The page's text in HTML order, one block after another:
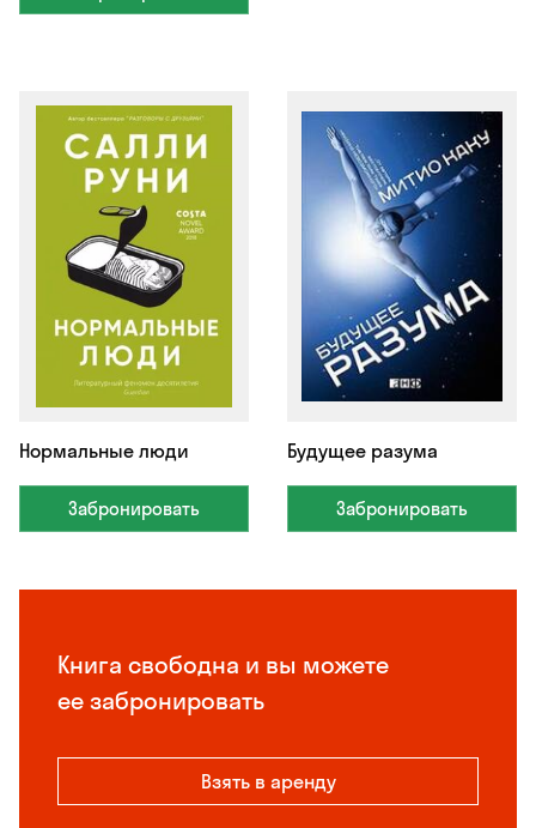
Книга свободна и вы можете
ее забронировать
Взять в аренду
Нормальные люди
Забронировать
Будущее разума
Забронировать